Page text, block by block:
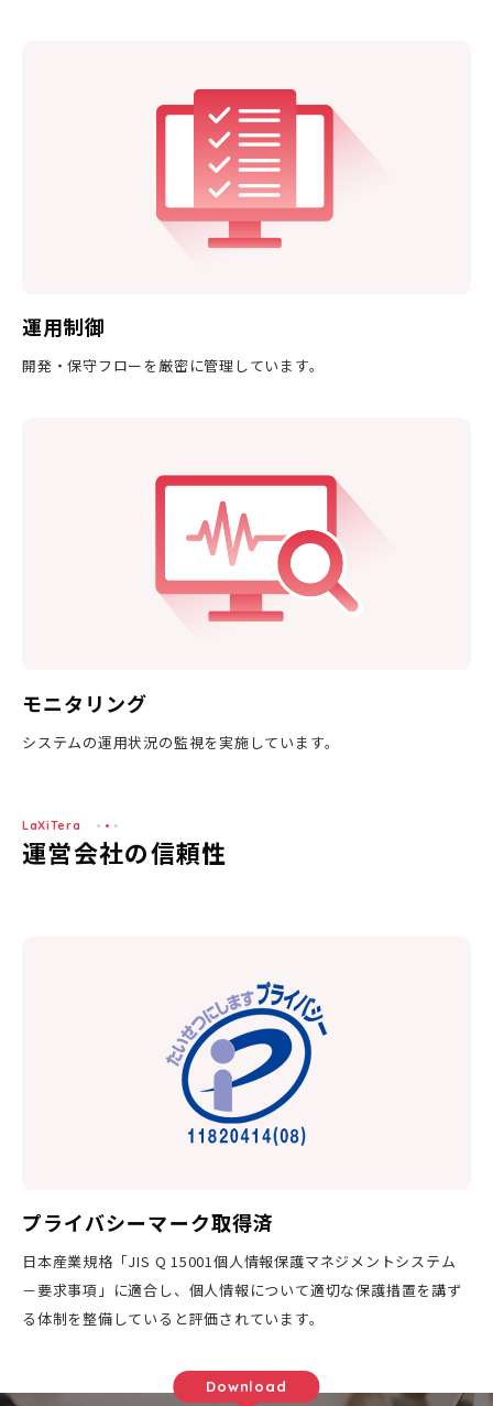
運用制御
開発・保守フローを厳密に管理しています。
モニタリング
システムの運用状況の監視を実施しています。
LaXiTera
運営会社の信頼性
プライバシーマーク取得済
日本産業規格「JIS Q 15001個人情報保護マネジメントシステム
－要求事項」に適合し、個人情報について適切な保護措置を講ず
る体制を整備していると評価されています。
Download